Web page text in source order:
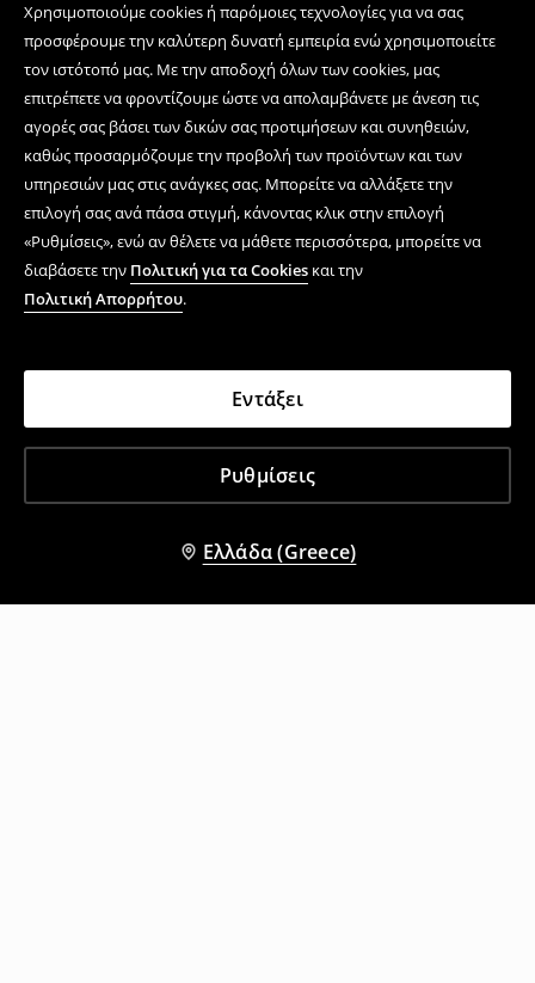
Χρησιμοποιούμε cookies ή παρόμοιες τεχνολογίες για να σας
προσφέρουμε την καλύτερη δυνατή εμπειρία ενώ χρησιμοποιείτε
τον ιστότοπό μας. Με την αποδοχή όλων των cookies, μας
επιτρέπετε να φροντίζουμε ώστε να απολαμβάνετε με άνεση τις
αγορές σας βάσει των δικών σας προτιμήσεων και συνηθειών,
καθώς προσαρμόζουμε την προβολή των προϊόντων και των
υπηρεσιών μας στις ανάγκες σας. Μπορείτε να αλλάξετε την
επιλογή σας ανά πάσα στιγμή, κάνοντας κλικ στην επιλογή
«Ρυθμίσεις», ενώ αν θέλετε να μάθετε περισσότερα, μπορείτε να
διαβάσετε την Πολιτική για τα Cookies και την
Πολιτική Απορρήτου.
Ρυθμίσεις
Εντάξει
Ελλάδα (Greece)